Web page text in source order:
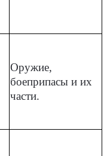
Оружие,
боеприпасы и их
части.